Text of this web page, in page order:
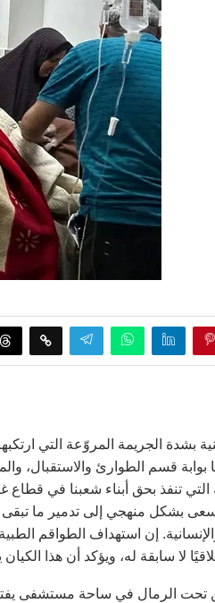
بشدة الجريمة المروّعة التي
بوابة قسم الطوارئ والاستقبال،
التي تنفذ بحق أبناء شعبنا في قطاع
بشكل منهجي إلى تدمير ما تبقى
إن استهداف الطواقم
لا سابقة له، ويؤكد أن هذا
تحت الرمال في ساحة مستشفى